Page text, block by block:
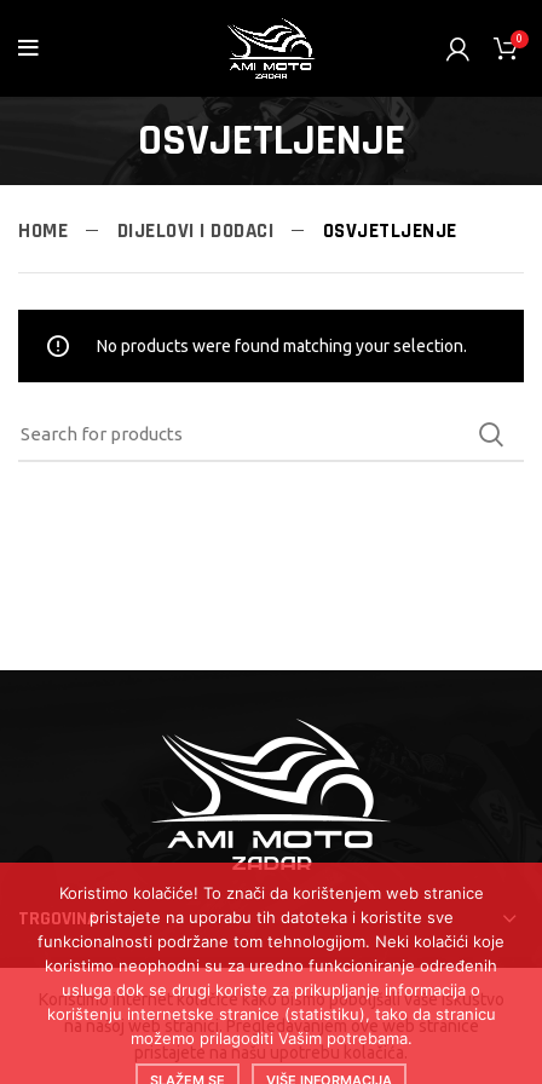
0
OSVJETLJENJE
HOME DIJELOVI I DODACI OSVJETLJENJE
No products were found matching your selection.
TRGOVINA
KORISNI LINKOVI
2022 - 2026 © Ami Moto d.o.o. - Sva prava pridržana |
Koristimo internet kolačiće kako bismo poboljšali vaše iskustvo
na našoj web stranici. Pregledavanjem ove web stranice
pristajete na našu upotrebu kolačića.
Koristimo kolačiće! To znači da korištenjem web stranice
pristajete na uporabu tih datoteka i koristite sve
funkcionalnosti podržane tom tehnologijom. Neki kolačići koje
koristimo neophodni su za uredno funkcioniranje određenih
usluga dok se drugi koriste za prikupljanje informacija o
korištenju internetske stranice (statistiku), tako da stranicu
možemo prilagoditi Vašim potrebama.
SLAŽEM SE VIŠE INFORMACIJA